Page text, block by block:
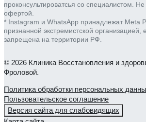
© 2026 Клиника Восстановления и
Фроловой.
Политика обработки персональных
Пользовательское соглашение
Версия сайта для слабовидящих
проконсультироватсья со специалистом.
офертой.
* Instagram и WhatsApp принадлежат Meta
признанной экстремистской организацией,
запрещена на территории РФ.